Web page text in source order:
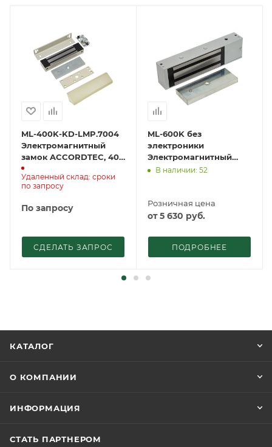
ML-400K-KD-LMP.7004
Электромагнитный
замок ACCORDTEC, 400
кг, накладной
Удаленный склад: сроки
по запросу
По запросу
СДЕЛАТЬ ЗАПРОС
ML-600K без
электроники
Электромагнитный
замок ACCORDTEC, 600
В наличии: 52
Розничная цена
от 5 630 руб.
ПОДРОБНЕЕ
КАТАЛОГ
О КОМПАНИИ
ИНФОРМАЦИЯ
СТАТЬ ПАРТНЕРОМ